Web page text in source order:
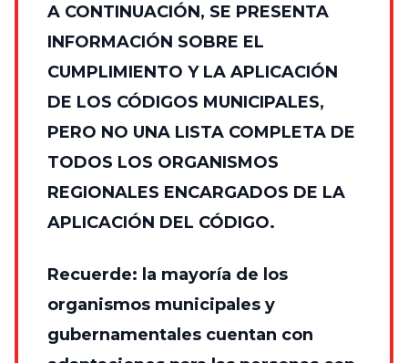
A CONTINUACIÓN, SE PRESENTA
INFORMACIÓN SOBRE EL
CUMPLIMIENTO Y LA APLICACIÓN
DE LOS CÓDIGOS MUNICIPALES,
PERO NO UNA LISTA COMPLETA DE
TODOS LOS ORGANISMOS
REGIONALES ENCARGADOS DE LA
APLICACIÓN DEL CÓDIGO.
Recuerde: la mayoría de los
organismos municipales y
gubernamentales cuentan con